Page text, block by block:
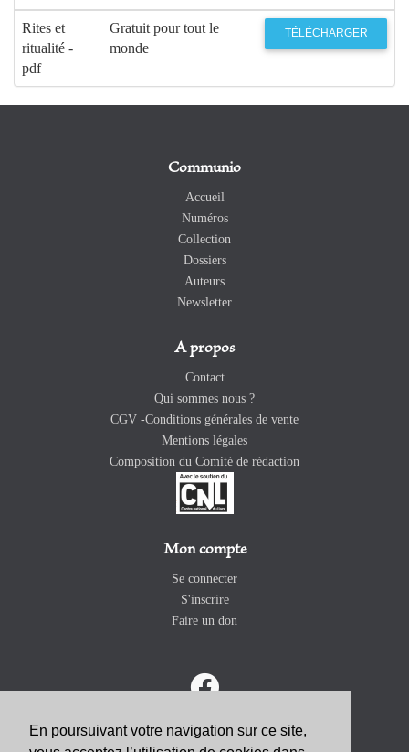
En poursuivant votre navigation sur ce site,
Rites et
ritualité -
pdf
Gratuit pour tout le
monde
TÉLÉCHARGER
Communio
Accueil
Numéros
Collection
Dossiers
Auteurs
Newsletter
A propos
Contact
Qui sommes nous ?
CGV -Conditions générales de vente
Mentions légales
Composition du Comité de rédaction
Mon compte
Se connecter
S'inscrire
Faire un don